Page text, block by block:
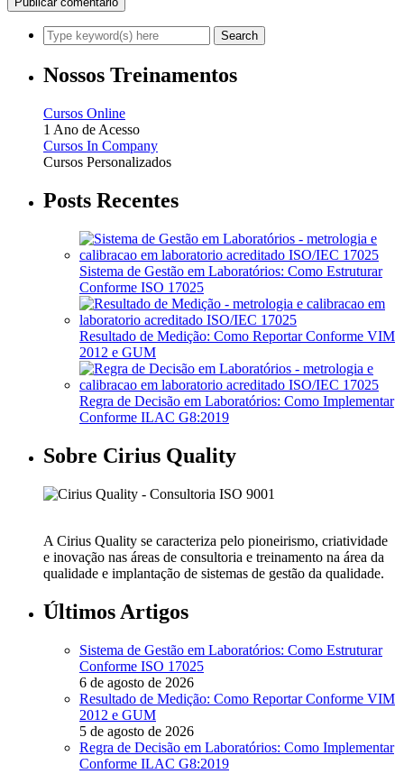
Nossos Treinamentos
Cursos Online
1 Ano de Acesso
Cursos In Company
Cursos Personalizados
Posts Recentes
Sistema de Gestão em Laboratórios: Como Estruturar
Conforme ISO 17025
Resultado de Medição: Como Reportar Conforme VIM
2012 e GUM
Regra de Decisão em Laboratórios: Como Implementar
Conforme ILAC G8:2019
Sobre Cirius Quality
A Cirius Quality se caracteriza pelo pioneirismo, criatividade
e inovação nas áreas de consultoria e treinamento na área da
qualidade e implantação de sistemas de gestão da qualidade.
Últimos Artigos
Sistema de Gestão em Laboratórios: Como Estruturar
Conforme ISO 17025
6 de agosto de 2026
Resultado de Medição: Como Reportar Conforme VIM
2012 e GUM
5 de agosto de 2026
Regra de Decisão em Laboratórios: Como Implementar
Conforme ILAC G8:2019